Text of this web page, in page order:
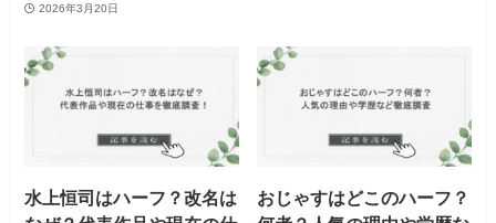
2026年3月20日
水上恒司はハーフ？改名は
おじゃすはどこのハーフ？